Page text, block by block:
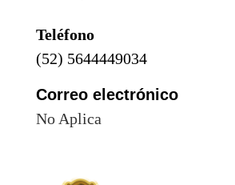
Teléfono
(52) 5644449034
Correo electrónico
No Aplica